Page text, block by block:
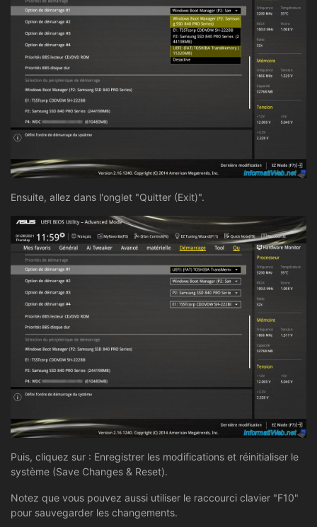
Ensuite, allez dans l'onglet "Quitter (Exit)".
Puis, cliquez sur : Enregistrer les modifications et réinitialiser le
système (Save Changes & Reset).
Notez que vous pouvez aussi utiliser le raccourci clavier "F10"
pour sauvegarder les changements.